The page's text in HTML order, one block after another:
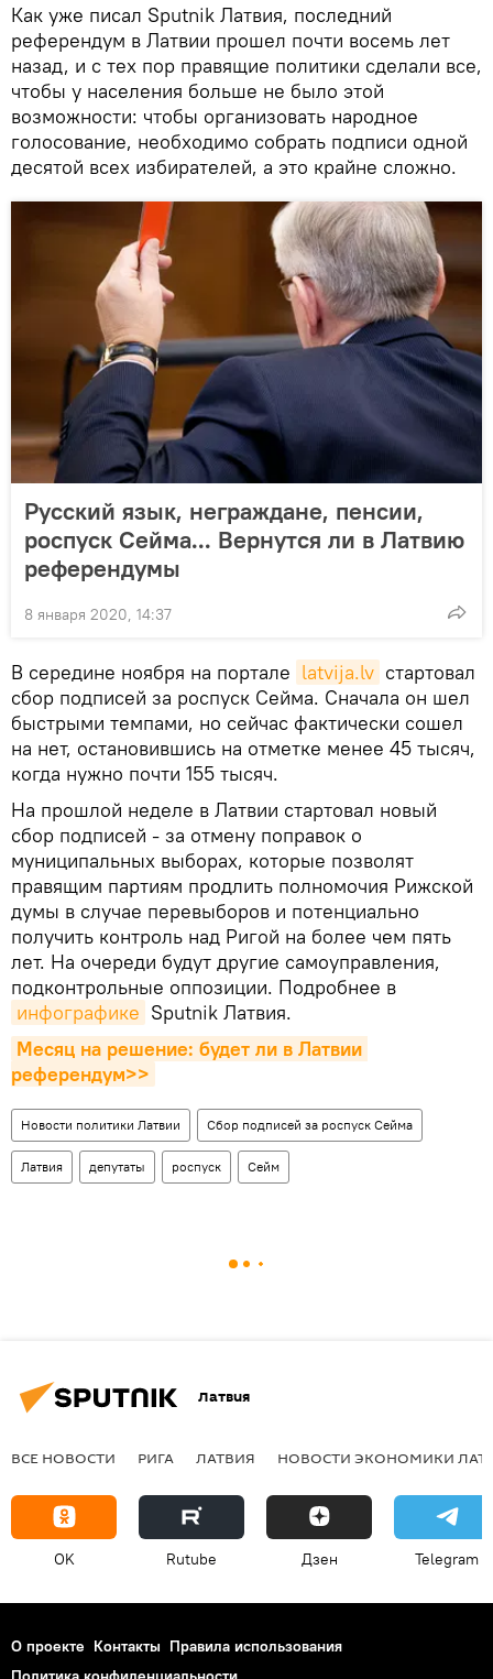
​Как уже писал Sputnik Латвия, последний
референдум в Латвии прошел почти восемь лет
назад, и с тех пор правящие политики сделали все,
чтобы у населения больше не было этой
возможности: чтобы организовать народное
голосование, необходимо собрать подписи одной
десятой всех избирателей, а это крайне сложно.
Русский язык, неграждане, пенсии,
роспуск Сейма... Вернутся ли в Латвию
референдумы
8 января 2020, 14:37
В середине ноября на портале latvija.lv стартовал
сбор подписей за роспуск Сейма. Сначала он шел
быстрыми темпами, но сейчас фактически сошел
на нет, остановившись на отметке менее 45 тысяч,
когда нужно почти 155 тысяч.
На прошлой неделе в Латвии стартовал новый
сбор подписей - за отмену поправок о
муниципальных выборах, которые позволят
правящим партиям продлить полномочия Рижской
думы в случае перевыборов и потенциально
получить контроль над Ригой на более чем пять
лет. На очереди будут другие самоуправления,
подконтрольные оппозиции. Подробнее в
инфографике Sputnik Латвия.
Месяц на решение: будет ли в Латвии
референдум>>
Новости политики Латвии Сбор подписей за роспуск Сейма
Латвия депутаты роспуск Сейм
Латвия
ВСЕ НОВОСТИ РИГА ЛАТВИЯ НОВОСТИ ЭКОНОМИКИ
OK Rutube Дзен Telegram
О проекте Контакты Правила использования